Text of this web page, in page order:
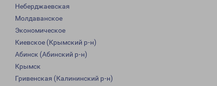
Неберджаевская
Молдаванское
Экономическое
Киевское (Крымский р-н)
Абинск (Абинский р-н)
Крымск
Гривенская (Калининский р-н)